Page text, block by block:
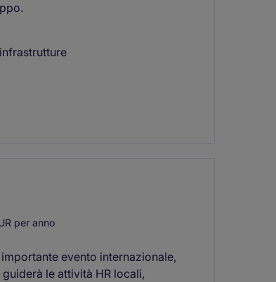
per anno
evento internazionale,
guiderà le attività HR locali,